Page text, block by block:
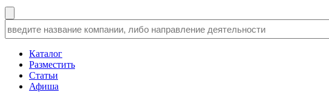
Каталог
Разместить
Статьи
Афиша